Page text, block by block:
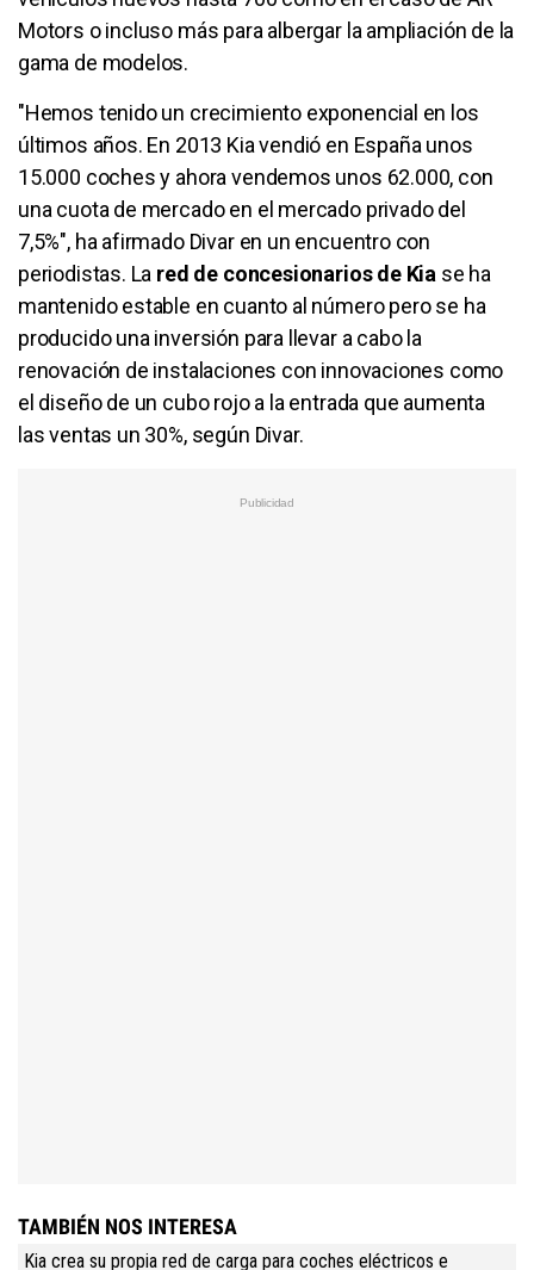
Motors o incluso más para albergar la ampliación de la
gama de modelos.
"Hemos tenido un crecimiento exponencial en los
últimos años. En 2013 Kia vendió en España unos
15.000 coches y ahora vendemos unos 62.000, con
una cuota de mercado en el mercado privado del
7,5%", ha afirmado Divar en un encuentro con
periodistas. La red de concesionarios de Kia se ha
mantenido estable en cuanto al número pero se ha
producido una inversión para llevar a cabo la
renovación de instalaciones con innovaciones como
el diseño de un cubo rojo a la entrada que aumenta
las ventas un 30%, según Divar.
TAMBIÉN NOS INTERESA
Kia crea su propia red de carga para coches eléctricos e